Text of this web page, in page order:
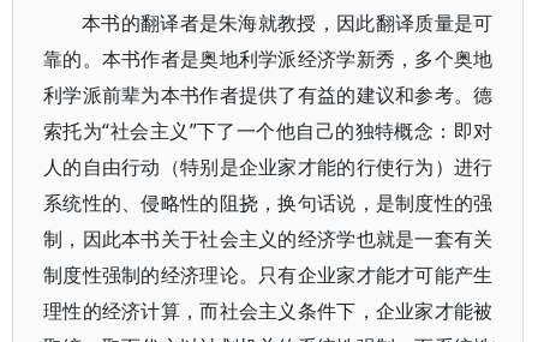
本书的翻译者是朱海就教授，因此翻译质量是可
靠的。本书作者是奥地利学派经济学新秀，多个奥地
利学派前辈为本书作者提供了有益的建议和参考。德
索托为“社会主义”下了一个他自己的独特概念：即对
人的自由行动（特别是企业家才能的行使行为）进行
系统性的、侵略性的阻挠，换句话说，是制度性的强
制，因此本书关于社会主义的经济学也就是一套有关
制度性强制的经济理论。只有企业家才能才可能产生
理性的经济计算，而社会主义条件下，企业家才能被